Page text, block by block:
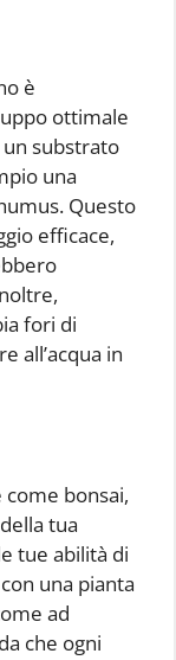
è
ottimale
substrato
una
Questo
efficace,
fori di
all’acqua in
come bonsai,
tua
tue abilità di
una pianta
ad
che ogni